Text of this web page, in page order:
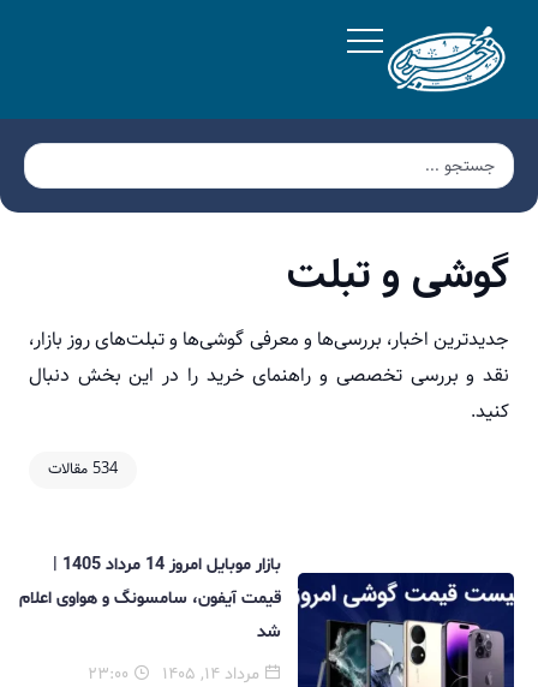
گوشی و تبلت
جدیدترین اخبار، بررسی‌ها و معرفی گوشی‌ها و تبلت‌های روز بازار،
نقد و بررسی تخصصی و راهنمای خرید را در این بخش دنبال
کنید.
534 مقالات
بازار موبایل امروز 14 مرداد 1405 |
قیمت آیفون، سامسونگ و هواوی اعلام
شد
مرداد ۱۴, ۱۴۰۵